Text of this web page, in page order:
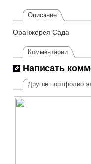
Описание
Оранжерея Сада
Комментарии
Написать
Другое портфолио